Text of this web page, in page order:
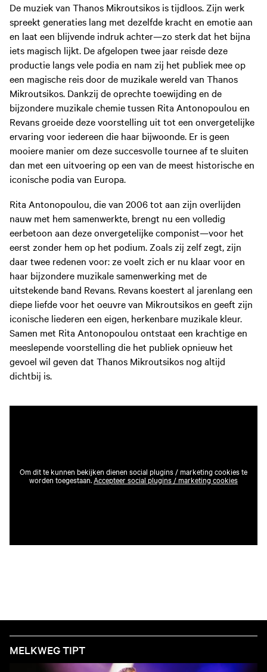
De muziek van Thanos Mikroutsikos is tijdloos. Zijn werk
spreekt generaties lang met dezelfde kracht en emotie aan
en laat een blijvende indruk achter—zo sterk dat het bijna
iets magisch lijkt. De afgelopen twee jaar reisde deze
productie langs vele podia en nam zij het publiek mee op
een magische reis door de muzikale wereld van Thanos
Mikroutsikos. Dankzij de oprechte toewijding en de
bijzondere muzikale chemie tussen Rita Antonopoulou en
Revans groeide deze voorstelling uit tot een onvergetelijke
ervaring voor iedereen die haar bijwoonde. Er is geen
mooiere manier om deze succesvolle tournee af te sluiten
dan met een uitvoering op een van de meest historische en
iconische podia van Europa.
Rita Antonopoulou, die van 2006 tot aan zijn overlijden
nauw met hem samenwerkte, brengt nu een volledig
eerbetoon aan deze onvergetelijke componist—voor het
eerst zonder hem op het podium. Zoals zij zelf zegt, zijn
daar twee redenen voor: ze voelt zich er nu klaar voor en
haar bijzondere muzikale samenwerking met de
uitstekende band Revans. Revans koestert al jarenlang een
diepe liefde voor het oeuvre van Mikroutsikos en geeft zijn
iconische liederen een eigen, herkenbare muzikale kleur.
Samen met Rita Antonopoulou ontstaat een krachtige en
meeslepende voorstelling die het publiek opnieuw het
gevoel wil geven dat Thanos Mikroutsikos nog altijd
dichtbij is.
Om dit te kunnen bekijken dienen social plugins / marketing cookies te
worden toegestaan.Accepteer social plugins / marketing cookies
MELKWEG TIPT